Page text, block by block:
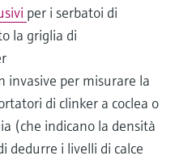
per i serbatoi di
la griglia di
invasive per misurare la
di clinker a coclea o
(che indicano la densità
dedurre i livelli di calce